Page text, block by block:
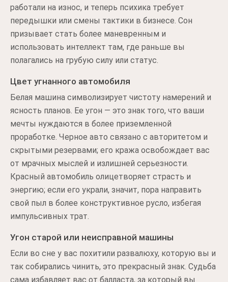
работали на износ, и теперь психика требует
передышки или смены тактики в бизнесе. Сон
призывает стать более маневренным и
использовать интеллект там, где раньше вы
полагались на грубую силу или статус.
Цвет угнанного автомобиля
Белая машина символизирует чистоту намерений и
ясность планов. Ее угон — это знак того, что ваши
мечты нуждаются в более приземленной
проработке. Черное авто связано с авторитетом и
скрытыми резервами; его кража освобождает вас
от мрачных мыслей и излишней серьезности.
Красный автомобиль олицетворяет страсть и
энергию; если его украли, значит, пора направить
свой пыл в более конструктивное русло, избегая
импульсивных трат.
Угон старой или неисправной машины
Если во сне у вас похитили развалюху, которую вы и
так собирались чинить, это прекрасный знак. Судьба
сама избавляет вас от балласта, за который вы